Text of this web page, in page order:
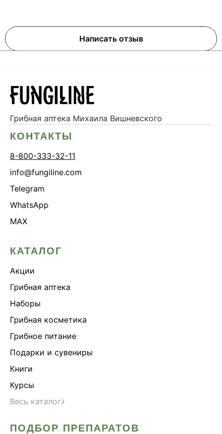
Написать отзыв
Грибная аптека Михаила Вишневского
КОНТАКТЫ
8-800-333-32-11
info@fungiline.com
Telegram
WhatsApp
MAX
КАТАЛОГ
Акции
Грибная аптека
Наборы
Грибная косметика
Грибное питание
Подарки и сувениры
Книги
Курсы
Весь каталог›
ПОДБОР ПРЕПАРАТОВ